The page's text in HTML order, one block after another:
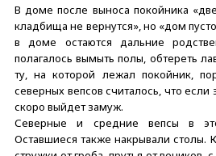
В доме после выноса покойника
кладбища не вернутся», но «дом
в доме остаются дальние
полагалось вымыть полы, обтереть
ту, на которой лежал покойник,
северных вепсов считалось, что если
скоро выйдет замуж.
Северные и средние вепсы в
Оставшиеся также накрывали столы.